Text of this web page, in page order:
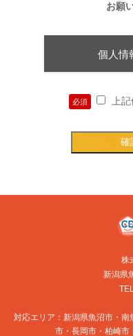
お願
個人情
必須 上記
株
新潟県
対応エリア：新潟県魚沼市・
市・長岡市・柏崎市